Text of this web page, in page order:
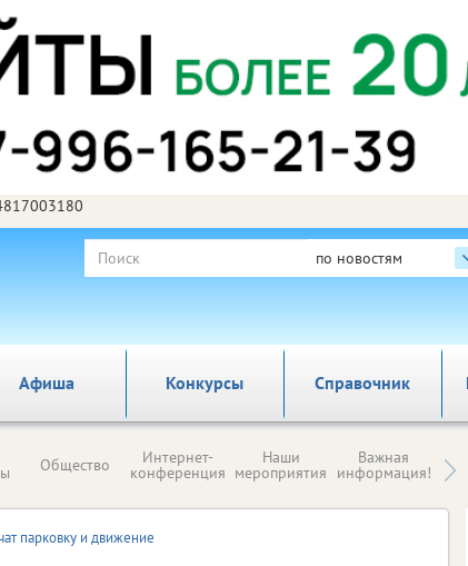
по новостям
Афиша Справочник
Конкурсы
Общество Интернет-
конференция
Наши
мероприятия
Важная
информация!
парковку и движение